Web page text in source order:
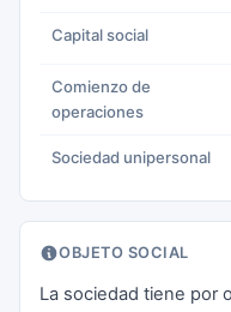
Capital social
Comienzo de
operaciones
Sociedad unipersonal
OBJETO SOCIAL
La sociedad tiene por